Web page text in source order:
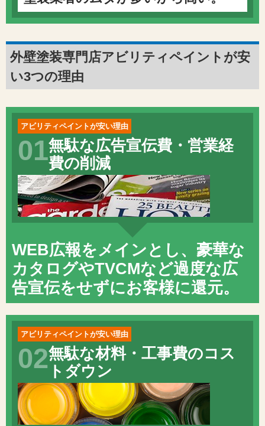
外壁塗装専門店アビリティペイントが安
い3つの理由
アビリティペイントが安い理由
01無駄な広告宣伝費・営業経
費の削減
WEB広報をメインとし、豪華な
カタログやTVCMなど過度な広
告宣伝をせずにお客様に還元。
アビリティペイントが安い理由
02無駄な材料・工事費のコス
トダウン